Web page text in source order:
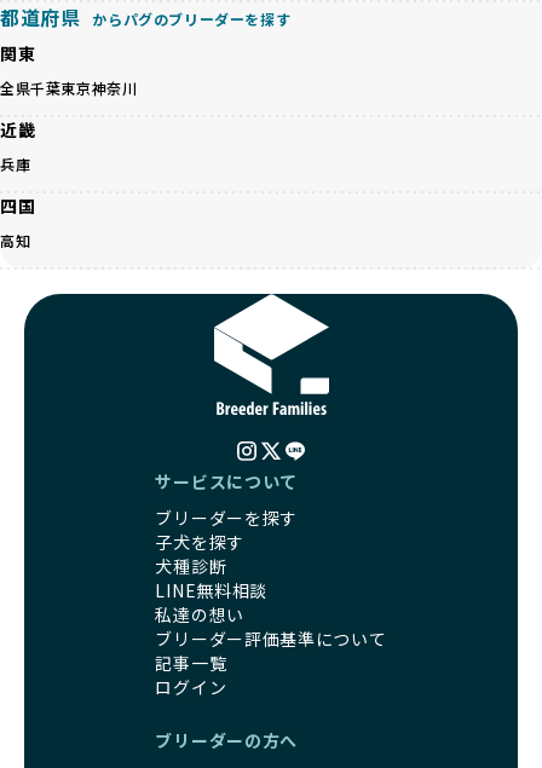
でなく、すべてのワンちゃんに優しい未来を創るための大き
な一歩です。ユーザーの皆さんがBreederFamiliesを通じて
子犬をお迎えすることで、こうした社会貢献活動を間接的に
支えることができます。
身ともに健康に育つための環境づくりに全力を注いでいま
す。
考えられた食事、子犬がのびのびと動ける適度な運動環境、
その結果、BreederFamiliesを通じてお迎えする子犬は、元
気で健康なスタートを切れることが大きな魅力です。
子犬の社会性は、家庭でのしつけをスムーズにする重要なポ
イントです。BreederFamiliesのブリーダーは、母犬や兄弟
犬、人との触れ合いの時間をしっかり確保し、子犬が自然に
家庭に迎えたその日から、すでに社会性の基盤ができている
ため、新しい環境にもスムーズに適応できます。
これにより、飼い主さんにとっても安心してスタートできる
BreederFamiliesのブリーダーは、犬種に関する豊富な知識
と経験を持っています。そのため、子犬を迎えた後の健康管
理やしつけ、生活スタイルに合わせた育て方について、丁寧
なアドバイスを受けられます。「この犬種ならではの特徴
は？」「食事はどうしたらいい？」など、疑問や悩みがあれ
るポイントです。
ど、健康を犠牲にした管理がされることもあります。このよ
うな方法では、ワンちゃんの免疫力や体力が低下し、飼い主
にとっても将来的な医療費やケアの負担が増える恐れがあり
ます。
優良ブリーダーは、こうした流行に流されず、ワンちゃんの
健康を最優先に考えています。特に小さいワンちゃんやレア
カラーの子犬を販売する場合は、健康リスクを十分に理解
し、飼い主にそのリスクについて丁寧に説明しています。食
事管理もしっかり行い、成長に必要な栄養を確保するなど、
ワンちゃんの健康を第一にした繁殖を心がけています。
「見た目以上に健康重視」の詳細はこちら
引退犬とは、繁殖期を終えたワンちゃんたちのことを指しま
優良ブリーダーは、引退犬も家族の一員として、彼らの幸せ
を願っています。よって、引退後も自宅で飼育を続けるか、
一方、営利優先ブリーダーは引退犬を「コスト」として考
団体に引き渡されることもあり、ワンちゃんの生活が不安定
になる可能性が高まります。
引退犬に対する扱いがどうなっているかも、優良ブリーダー
を見分けるポイントとなります。
「引退犬も大切に」の詳細はこちら
社会化とは、ワンちゃんが人間や他の犬、日常の環境にスム
会化は、生後3週間から12週間頃の「社会化期」と呼ばれる
時期が特に重要です。この期間は、ブリーダーが飼育してい
都道府県 からパグのブリーダーを探す
関東
全県千葉東京神奈川
近畿
兵庫
四国
高知
サービスについて
ブリーダーを探す
子犬を探す
犬種診断
LINE無料相談
私達の想い
ブリーダー評価基準について
記事一覧
ログイン
ブリーダーの方へ